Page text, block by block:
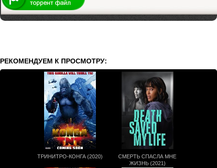
РЕКОМЕНДУЕМ К ПРОСМОТРУ:
ТРИНИТРО-КОНГА (2020)
СМЕРТЬ СПАСЛА МНЕ
ЖИЗНЬ (2021)